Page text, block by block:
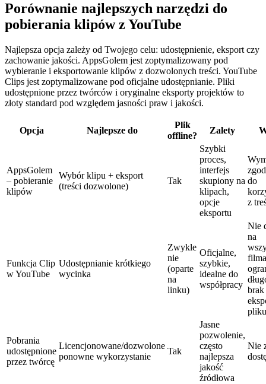
Porównanie najlepszych narzędzi do
pobierania klipów z YouTube
Najlepsza opcja zależy od Twojego celu: udostępnienie, eksport czy
zachowanie jakości. AppsGolem jest zoptymalizowany pod
wybieranie i eksportowanie klipów z dozwolonych treści. YouTube
Clips jest zoptymalizowane pod oficjalne udostępnianie. Pliki
udostępnione przez twórców i oryginalne eksporty projektów to
złoty standard pod względem jasności praw i jakości.
Opcja Najlepsze do
Plik
offline?
Zalety
AppsGolem
– pobieranie
klipów
Wybór klipu + eksport
(treści dozwolone)
Tak
Szybki
proces,
interfejs
skupiony na
klipach,
opcje
eksportu
do
z
Funkcja Clip
w YouTube
Udostępnianie krótkiego
wycinka
Zwykle
nie
(oparte
na
linku)
Oficjalne,
szybkie,
idealne do
współpracy
Nie
na
brak
pliku
Pobrania
udostępnione
przez twórcę
Licencjonowane/dozwolone
ponowne wykorzystanie
Tak
Jasne
pozwolenie,
często
najlepsza
jakość
źródłowa
Nie